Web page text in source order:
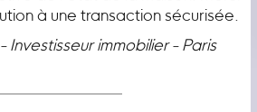
à une transaction sécurisée.
Investisseur immobilier - Paris